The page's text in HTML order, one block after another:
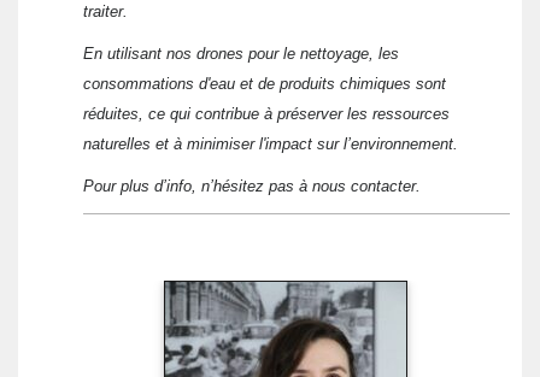
traiter.
En utilisant nos drones pour le nettoyage, les
consommations d'eau et de produits chimiques sont
réduites, ce qui contribue à préserver les ressources
naturelles et à minimiser l'impact sur l’environnement.
Pour plus d’info, n’hésitez pas à nous contacter.